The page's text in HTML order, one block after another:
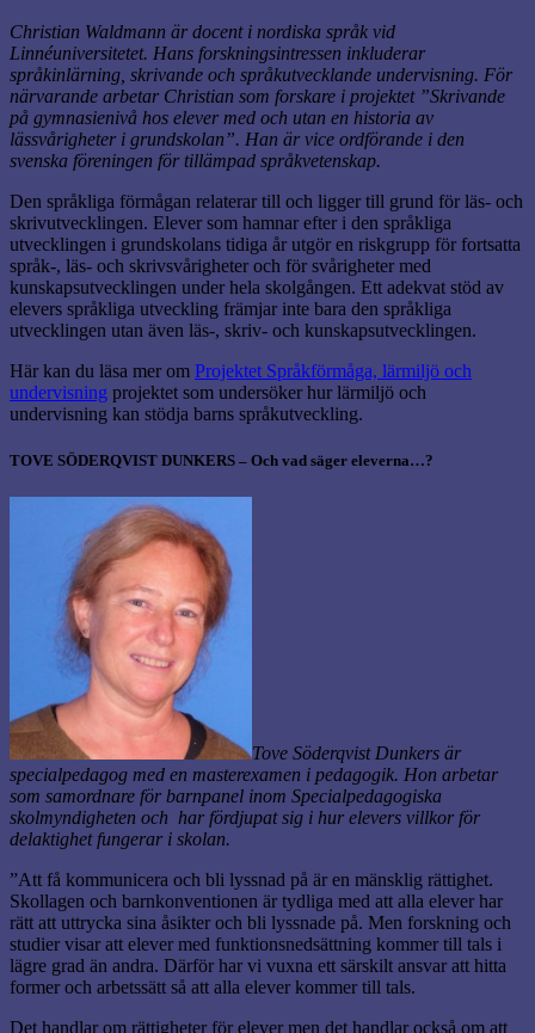
Christian Waldmann är docent i nordiska språk vid
Linnéuniversitetet. Hans forskningsintressen inkluderar
språkinlärning, skrivande och språkutvecklande undervisning. För
närvarande arbetar Christian som forskare i projektet ”Skrivande
på gymnasienivå hos elever med och utan en historia av
lässvårigheter i grundskolan”. Han är vice ordförande i den
svenska föreningen för tillämpad språkvetenskap.
Den språkliga förmågan relaterar till och ligger till grund för läs- och
skrivutvecklingen. Elever som hamnar efter i den språkliga
utvecklingen i grundskolans tidiga år utgör en riskgrupp för fortsatta
språk-, läs- och skrivsvårigheter och för svårigheter med
kunskapsutvecklingen under hela skolgången. Ett adekvat stöd av
elevers språkliga utveckling främjar inte bara den språkliga
utvecklingen utan även läs-, skriv- och kunskapsutvecklingen.
Här kan du läsa mer om Projektet Språkförmåga, lärmiljö och
undervisning projektet som undersöker hur lärmiljö och
undervisning kan stödja barns språkutveckling.
TOVE SÖDERQVIST DUNKERS – Och vad säger eleverna…?
Tove Söderqvist Dunkers är
specialpedagog med en masterexamen i pedagogik. Hon arbetar
som samordnare för barnpanel inom Specialpedagogiska
skolmyndigheten och har fördjupat sig i hur elevers villkor för
delaktighet fungerar i skolan.
”Att få kommunicera och bli lyssnad på är en mänsklig rättighet.
Skollagen och barnkonventionen är tydliga med att alla elever har
rätt att uttrycka sina åsikter och bli lyssnade på. Men forskning och
studier visar att elever med funktionsnedsättning kommer till tals i
lägre grad än andra. Därför har vi vuxna ett särskilt ansvar att hitta
former och arbetssätt så att alla elever kommer till tals.
Det handlar om rättigheter för elever men det handlar också om att